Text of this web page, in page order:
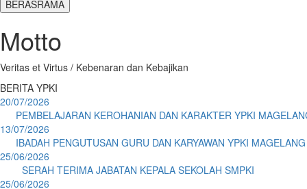
BERASRAMA
Motto
Veritas et Virtus / Kebenaran dan Kebajikan
BERITA YPKI
20/07/2026
PEMBELAJARAN KEROHANIAN DAN KARAKTER YPKI
13/07/2026
IBADAH PENGUTUSAN GURU DAN KARYAWAN YPKI MAGELANG
25/06/2026
SERAH TERIMA JABATAN KEPALA SEKOLAH SMPKI
25/06/2026